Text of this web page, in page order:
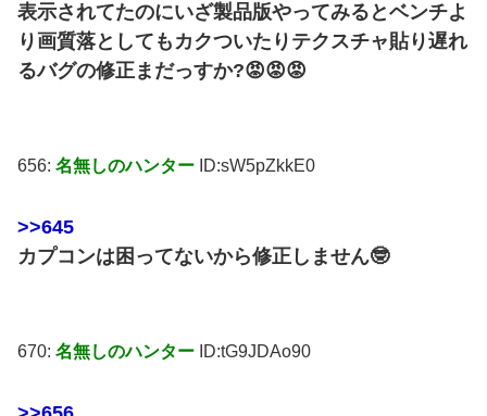
表示されてたのにいざ製品版やってみるとベンチよ
り画質落としてもカクついたりテクスチャ貼り遅れ
るバグの修正まだっすか?😡😡😡
656: 名無しのハンター ID:sW5pZkkE0
>>645
カプコンは困ってないから修正しません🤓
670: 名無しのハンター ID:tG9JDAo90